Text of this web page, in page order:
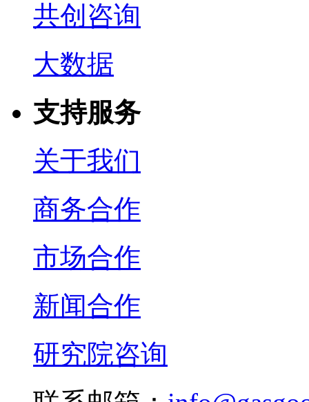
共创咨询
大数据
支持服务
关于我们
商务合作
市场合作
新闻合作
研究院咨询